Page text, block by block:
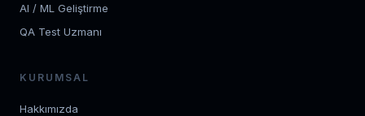
AI / ML Geliştirme
QA Test Uzmanı
KURUMSAL
Hakkımızda